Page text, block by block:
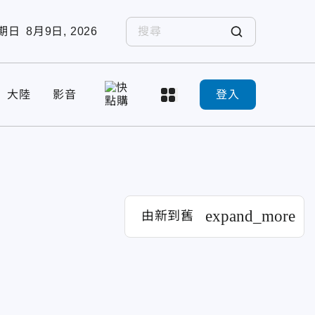
日 8月9日, 2026
大陸 影音 登入
由新到舊 expand_more